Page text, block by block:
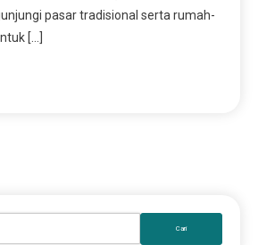
pasar tradisional serta rumah-
[…]